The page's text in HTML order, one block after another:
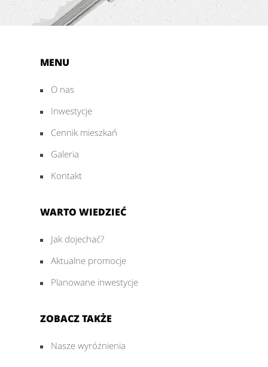
MENU
O nas
Inwestycje
Cennik mieszkań
Galeria
Kontakt
WARTO WIEDZIEĆ
Jak dojechać?
Aktualne promocje
Planowane inwestycje
ZOBACZ TAKŻE
Nasze wyróżnienia